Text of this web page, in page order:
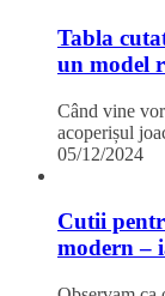
Tabla
un model
Când vine
acoperișul
05/12/2024
Cutii
modern –